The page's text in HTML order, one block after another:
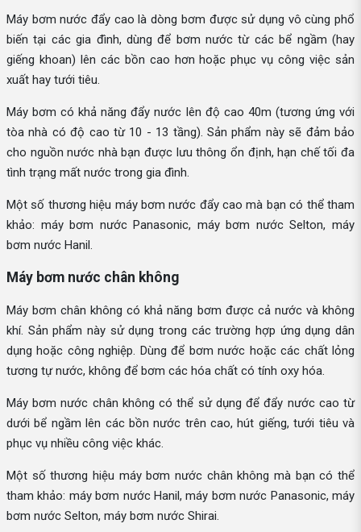
Máy bơm nước đẩy cao là dòng bơm được sử dụng vô cùng phổ
biến tại các gia đình, dùng để bơm nước từ các bể ngầm (hay
giếng khoan) lên các bồn cao hơn hoặc phục vụ công việc sản
xuất hay tưới tiêu.
Máy bơm có khả năng đẩy nước lên độ cao 40m (tương ứng với
tòa nhà có độ cao từ 10 - 13 tầng). Sản phẩm này sẽ đảm bảo
cho nguồn nước nhà bạn được lưu thông ổn định, hạn chế tối đa
tình trạng mất nước trong gia đình.
Một số thương hiệu máy bơm nước đẩy cao mà bạn có thể tham
khảo: máy bơm nước Panasonic, máy bơm nước Selton, máy
bơm nước Hanil.
Máy bơm nước chân không
Máy bơm chân không có khả năng bơm được cả nước và không
khí. Sản phẩm này sử dụng trong các trường hợp ứng dụng dân
dụng hoặc công nghiệp. Dùng để bơm nước hoặc các chất lỏng
tương tự nước, không để bơm các hóa chất có tính oxy hóa.
Máy bơm nước chân không có thể sử dụng để đẩy nước cao từ
dưới bể ngầm lên các bồn nước trên cao, hút giếng, tưới tiêu và
phục vụ nhiều công việc khác.
Một số thương hiệu máy bơm nước chân không mà bạn có thể
tham khảo: máy bơm nước Hanil, máy bơm nước Panasonic, máy
bơm nước Selton, máy bơm nước Shirai.